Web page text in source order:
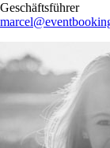
Geschäftsführer